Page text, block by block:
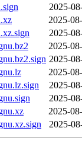
2025-
2025-
2025-
2025-
2025-
2025-
2025-
2025-
2025-
2025-